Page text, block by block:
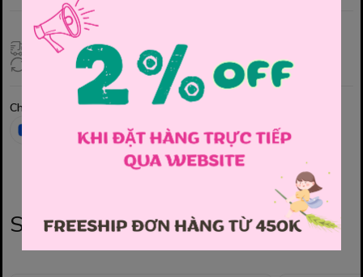
Giao hàng toàn quốc
Đổi hàng 3 ngày (HCM), 7 ngày (Tỉnh)
Chia sẻ
Sản phẩm liên quan